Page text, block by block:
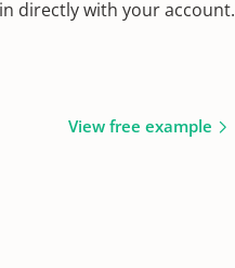
directly with your account.
View free example